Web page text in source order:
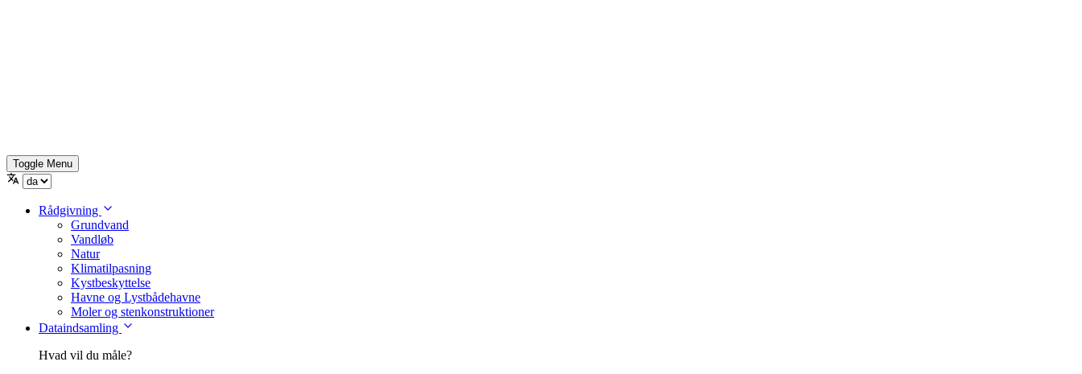
Toggle Menu
Rådgivning
Grundvand
Vandløb
Natur
Klimatilpasning
Kystbeskyttelse
Havne og Lystbådehavne
Moler og stenkonstruktioner
Dataindsamling
Hvad vil du måle?